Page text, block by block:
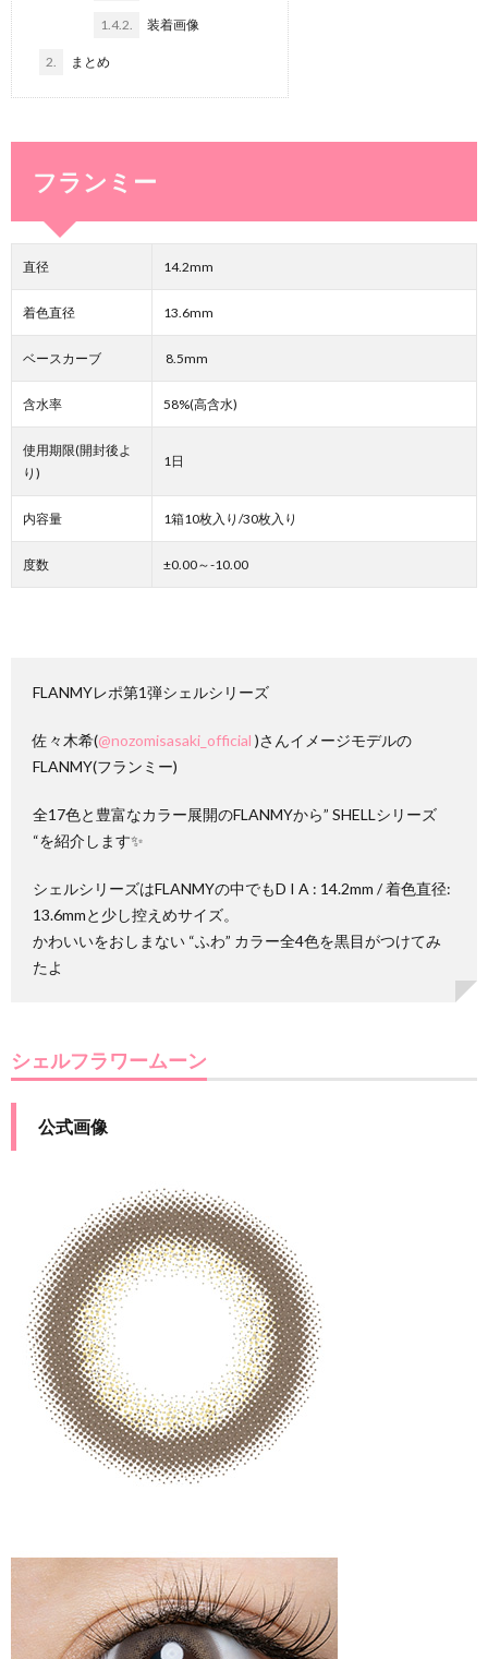
1.4.2. 装着画像
2. まとめ
フランミー
直径 14.2mm
着色直径 13.6mm
ベースカーブ 8.5mm
含水率 58%(高含水)
使用期限(開封後よ
り)
1日
内容量 1箱10枚入り/30枚入り
度数 ±0.00～-10.00
FLANMYレポ第1弾シェルシリーズ
佐々木希(@nozomisasaki_official )さんイメージモデルの
FLANMY(フランミー)
全17色と豊富なカラー展開のFLANMYから” SHELLシリーズ
“を紹介します✨
シェルシリーズはFLANMYの中でもD I A : 14.2mm / 着色直径:
13.6mmと少し控えめサイズ。
かわいいをおしまない “ふわ” カラー全4色を黒目がつけてみ
たよ
シェルフラワームーン
公式画像